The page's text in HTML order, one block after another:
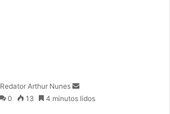
Redator Arthur Nunes
m
0 13 4 minutos lidos